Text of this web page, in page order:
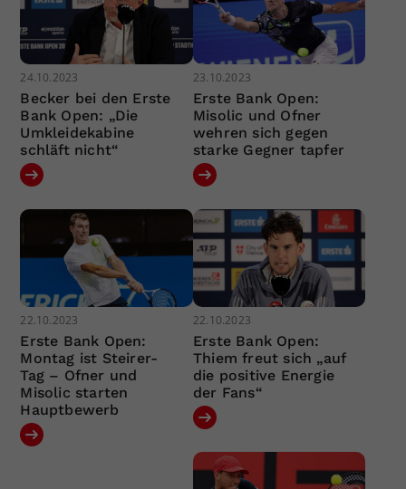
24.10.2023
Becker bei den Erste
Bank Open: „Die
Umkleidekabine
schläft nicht“
23.10.2023
Erste Bank Open:
Misolic und Ofner
wehren sich gegen
starke Gegner tapfer
22.10.2023
Erste Bank Open:
Montag ist Steirer-
Tag – Ofner und
Misolic starten
Hauptbewerb
22.10.2023
Erste Bank Open:
Thiem freut sich „auf
die positive Energie
der Fans“